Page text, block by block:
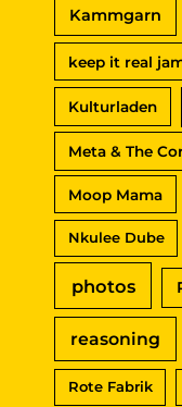
Kammgarn
keep it real
Kulturladen
Meta & The
Moop Mama
Nkulee Dube
photos
reasoning
Rote Fabrik